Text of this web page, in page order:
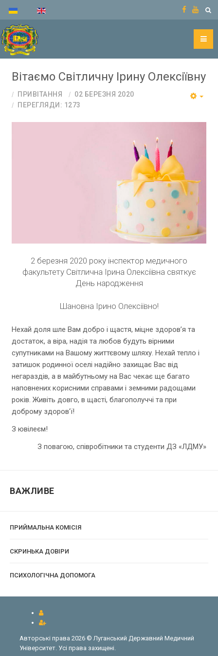
Вітаємо Світличну Ірину Олексіївну
ПРИВІТАННЯ
02 БЕРЕЗНЯ 2020
ПЕРЕГЛЯДИ: 1273
2 березня 2020 року інспектор медичного
факультету Світлична Ірина Олексіївна святкує
День народження
Шановна Ірино Олексіївно!
Нехай доля шле Вам добро і щастя, міцне здоров’я та
достаток, а віра, надія та любов будуть вірними
супутниками на Вашому життєвому шляху. Нехай тепло і
затишок родинної оселі надійно захищає Вас від
негараздів, а в майбутньому на Вас чекає ще багато
наповнених корисними справами і земними радощами
років. Живіть довго, в щасті, благополуччі та при
доброму здоров'ї!
З ювілеєм!
З повагою, співробітники та студенти ДЗ «ЛДМУ»
ВАЖЛИВЕ
ПРИЙМАЛЬНА КОМІСІЯ
CКРИНЬКА ДОВІРИ
ПСИХОЛОГІЧНА ДОПОМОГА
Авторські права 2026 © Луганський Державний Медичний
Університет. Усі права захищені.